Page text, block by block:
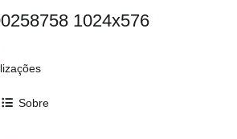
1024x576
Sobre